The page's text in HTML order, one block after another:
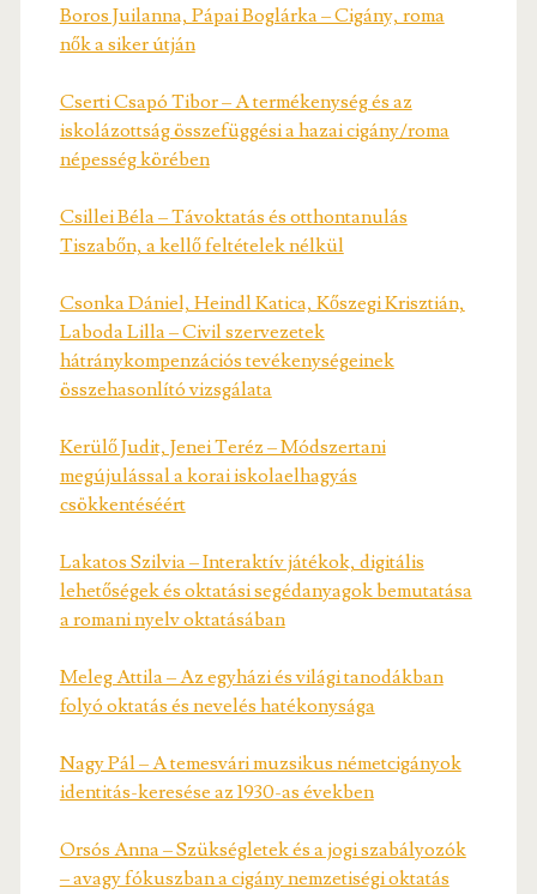
Boros Juilanna, Pápai Boglárka – Cigány, roma
nők a siker útján
Cserti Csapó Tibor – A termékenység és az
iskolázottság összefüggési a hazai cigány/roma
népesség körében
Csillei Béla – Távoktatás és otthontanulás
Tiszabőn, a kellő feltételek nélkül
Csonka Dániel, Heindl Katica, Kőszegi Krisztián,
Laboda Lilla – Civil szervezetek
hátránykompenzációs tevékenységeinek
összehasonlító vizsgálata
Kerülő Judit, Jenei Teréz – Módszertani
megújulással a korai iskolaelhagyás
csökkentéséért
Lakatos Szilvia – Interaktív játékok, digitális
lehetőségek és oktatási segédanyagok bemutatása
a romani nyelv oktatásában
Meleg Attila – Az egyházi és világi tanodákban
folyó oktatás és nevelés hatékonysága
Nagy Pál – A temesvári muzsikus németcigányok
identitás-keresése az 1930-as években
Orsós Anna – Szükségletek és a jogi szabályozók
– avagy fókuszban a cigány nemzetiségi oktatás